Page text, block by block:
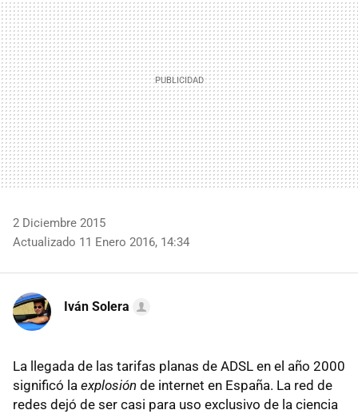
2 Diciembre 2015
Actualizado 11 Enero 2016, 14:34
Iván Solera
La llegada de las tarifas planas de ADSL en el año 2000
significó la explosión de internet en España. La red de
redes dejó de ser casi para uso exclusivo de la ciencia